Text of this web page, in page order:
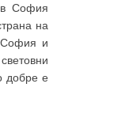
в София
на
София и
добре е